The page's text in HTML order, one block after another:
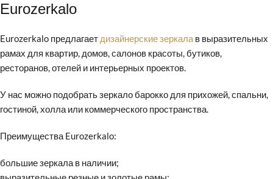
Eurozerkalo
Eurozerkalo предлагает дизайнерские зеркала в выразительных
рамах для квартир, домов, салонов красоты, бутиков,
ресторанов, отелей и интерьерных проектов.
У нас можно подобрать зеркало барокко для прихожей, спальни,
гостиной, холла или коммерческого пространства.
Преимущества Eurozerkalo:
большие зеркала в наличии;